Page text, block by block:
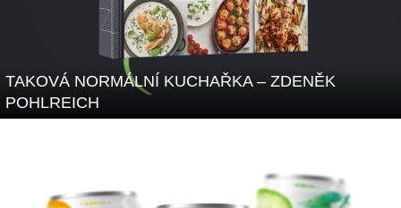
TAKOVÁ NORMÁLNÍ KUCHAŘKA – ZDENĚK
POHLREICH